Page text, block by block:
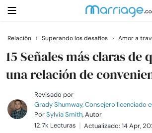
Buscar
Casarse
Relaciones
Relación › Superando los desafíos › Amor a
15 Señales más claras de
una relación de
Revisado por
Grady Shumway, Consejero licenciado
PorSylvia Smith, Autor
12.7k Lecturas
Actualizado: 14 Apr,